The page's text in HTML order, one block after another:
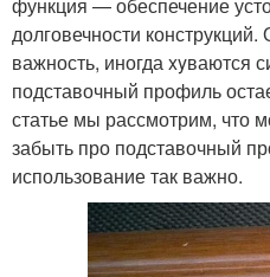
долговечности
важность, иногда xyваются
подставочный профиль
статье мы рассмотрим, что
забыть про подставочный
использование так важно.